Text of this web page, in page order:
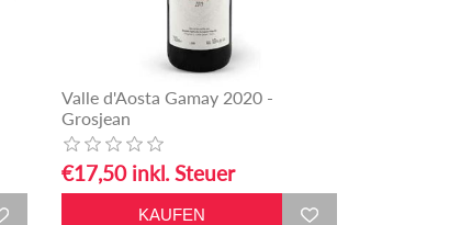
Valle d'Aosta Gamay 2020 -
Grosjean
€17,50 inkl. Steuer